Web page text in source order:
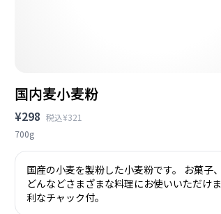
国内麦小麦粉
¥298 税込¥321
700g
国産の小麦を製粉した小麦粉です。 お菓子
どんなどさまざまな料理にお使いいただけ
利なチャック付。